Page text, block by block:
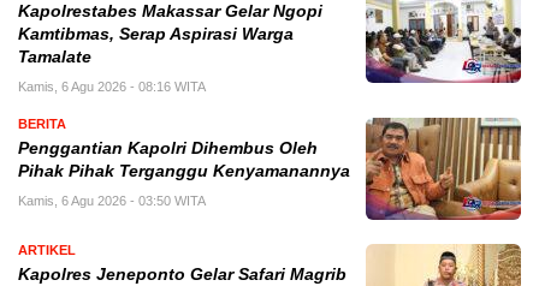
Kapolrestabes Makassar Gelar Ngopi
Kamtibmas, Serap Aspirasi Warga
Tamalate
Kamis, 6 Agu 2026 - 08:16 WITA
BERITA
Penggantian Kapolri Dihembus Oleh
Pihak Pihak Terganggu Kenyamanannya
Kamis, 6 Agu 2026 - 03:50 WITA
ARTIKEL
Kapolres Jeneponto Gelar Safari Magrib